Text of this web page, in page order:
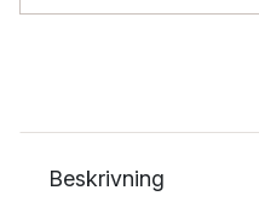
Beskrivning